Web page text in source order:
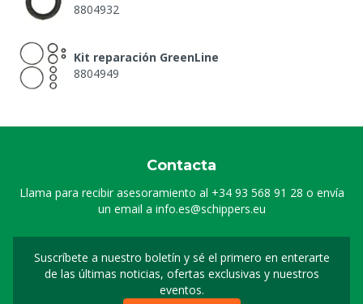
8804932
Kit reparación GreenLine
8804949
Válvula de retención acero inox (rosca)
0807181
0809917
Contacta
Llama para recibir asesoramiento al +34 93 568 91 28 o envía
un email a info.es@schippers.eu
Suscríbete a nuestro boletín y sé el primero en enterarte
de las últimas noticias, ofertas exclusivas y nuestros
eventos.
Suscripción a nuestro